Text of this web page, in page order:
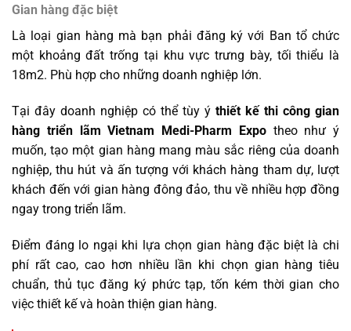
Gian hàng đặc biệt
Là loại gian hàng mà bạn phải đăng ký với Ban tổ chức
một khoảng đất trống tại khu vực trưng bày, tối thiểu là
18m2. Phù hợp cho những doanh nghiệp lớn.
Tại đây doanh nghiệp có thể tùy ý thiết kế thi công gian
hàng triển lãm Vietnam Medi-Pharm Expo theo như ý
muốn, tạo một gian hàng mang màu sắc riêng của doanh
nghiệp, thu hút và ấn tượng với khách hàng tham dự, lượt
khách đến với gian hàng đông đảo, thu về nhiều hợp đồng
ngay trong triển lãm.
Điểm đáng lo ngại khi lựa chọn gian hàng đặc biệt là chi
phí rất cao, cao hơn nhiều lần khi chọn gian hàng tiêu
chuẩn, thủ tục đăng ký phức tạp, tốn kém thời gian cho
việc thiết kế và hoàn thiện gian hàng.